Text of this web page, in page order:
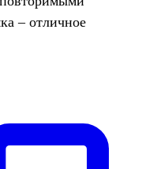
– отличное